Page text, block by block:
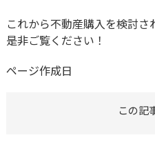
これから不動産購入を検討
是非ご覧ください！
ページ作成日
この記